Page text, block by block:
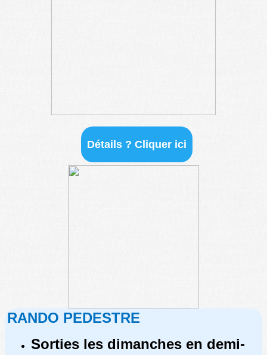
Détails ? Cliquer ici
RANDO PEDESTRE
Sorties les dimanches en demi-